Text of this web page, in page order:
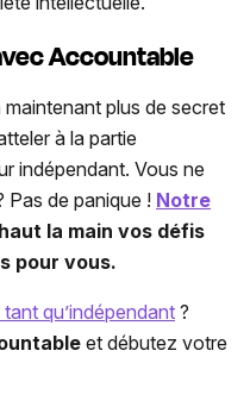
Accountable
maintenant plus de secret
à la partie
indépendant. Vous ne
Pas de panique ! Notre
la main vos défis
pour vous.
qu’indépendant?
et débutez votre